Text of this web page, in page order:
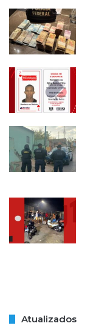
Atualizados